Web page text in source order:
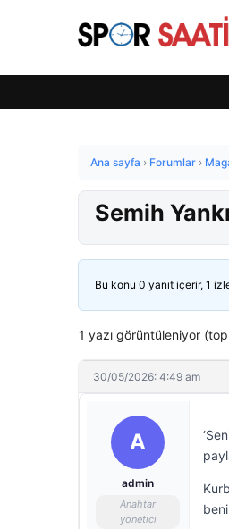
Ana sayfa › Forumlar ›
Semih
Bu konu 0 yanıt içerir, 1
1 yazı görüntüleniyor
30/05/2026: 4:49 am
A
admin
Anahtar
yönetici